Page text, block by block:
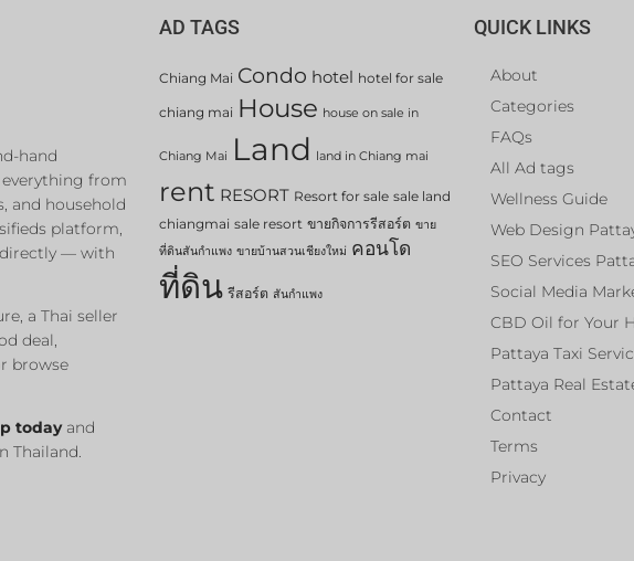
hand
from
and household
platform,
directly — with
a Thai seller
deal,
browse
todayand
Thailand.
AD TAGS
Chiang Mai Condo hotel hotel for sale
chiang mai House house on sale in
Chiang Mai Land land in Chiang mai
rent RESORT Resort for sale sale land
chiangmai sale resort ขายกิจการรีสอร์ต ขาย
ที่ดินสันกำแพง ขายบ้านสวนเชียงใหม่ คอนโด
ที่ดิน รีสอร์ต สันกำแพง
QUICK LINKS
About
Categories
FAQs
All Ad tags
Wellness Guide
Web Design
SEO Services
Social Media
CBD Oil for Your
Pattaya Taxi
Pattaya Real
Contact
Terms
Privacy